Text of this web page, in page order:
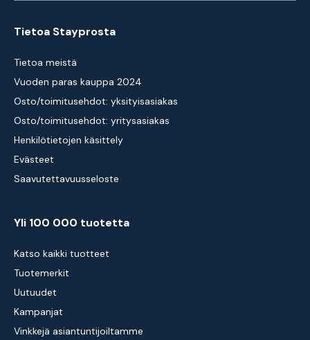
Tietoa Stayprosta
Tietoa meistä
Vuoden paras kauppa 2024
Osto/toimitusehdot: yksityisasiakas
Osto/toimitusehdot: yritysasiakas
Henkilötietojen käsittely
Evästeet
Saavutettavuusseloste
Yli 100 000 tuotetta
Katso kaikki tuotteet
Tuotemerkit
Uutuudet
Kampanjat
Vinkkejä asiantuntijoiltamme